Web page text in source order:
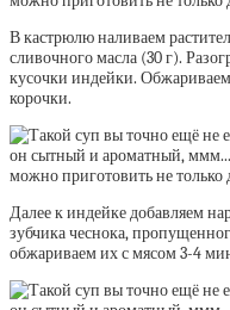
В кастрюлю наливаем
сливочного масла (30 г).
кусочки индейки.
корочки.
Далее к индейке добавляем
зубчика чеснока,
обжариваем их с мясом 3-4